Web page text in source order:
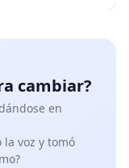
cambiar?
en
voz y tomó